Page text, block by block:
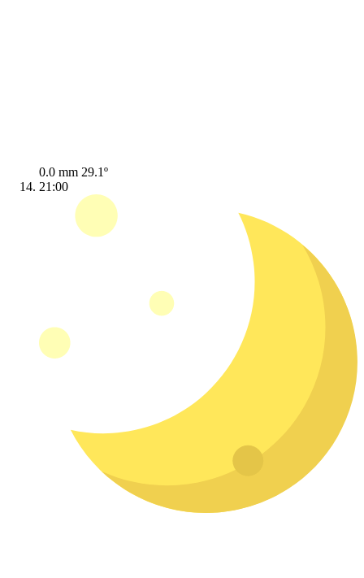
0.0 mm 29.1º
21:00